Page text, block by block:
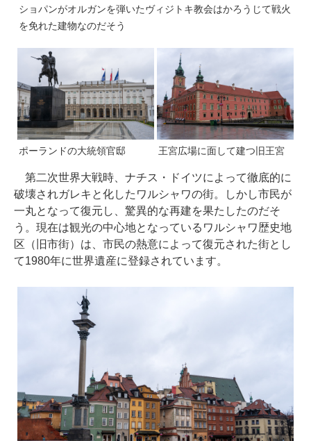
ショパンがオルガンを弾いたヴィジトキ教会はかろうじて戦火
を免れた建物なのだそう
ポーランドの大統領官邸 王宮広場に面して建つ旧王宮
第二次世界大戦時、ナチス・ドイツによって徹底的に
破壊されガレキと化したワルシャワの街。しかし市民が
一丸となって復元し、驚異的な再建を果たしたのだそ
う。現在は観光の中心地となっているワルシャワ歴史地
区（旧市街）は、市民の熱意によって復元された街とし
て1980年に世界遺産に登録されています。